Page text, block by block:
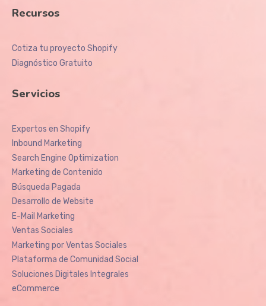
Recursos
Cotiza tu proyecto Shopify
Diagnóstico Gratuito
Servicios
Expertos en Shopify
Inbound Marketing
Search Engine Optimization
Marketing de Contenido
Búsqueda Pagada
Desarrollo de Website
E-Mail Marketing
Ventas Sociales
Marketing por Ventas Sociales
Plataforma de Comunidad Social
Soluciones Digitales Integrales
eCommerce